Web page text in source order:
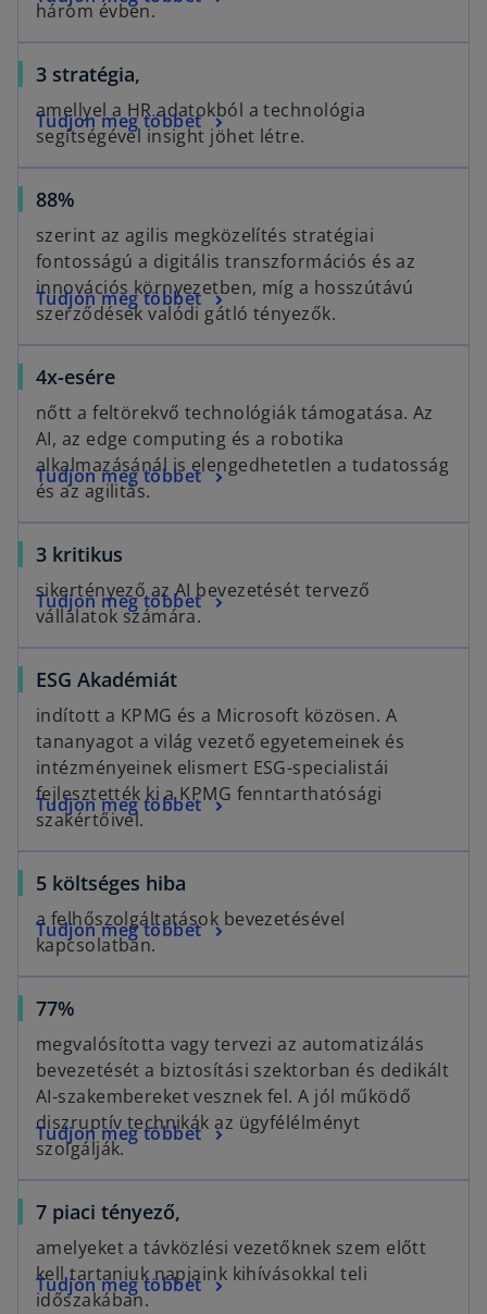
b
w
b
e
w
t
s
i
n
a
n
a
b
három évben.
p
e
n
i
n
e
w
t
a
3 stratégia,
amellyel a HR adatokból a technológia
segítségével insight jöhet létre.
Tudjon meg többet
88%
p
e
n
s
i
n
a
n
e
w
t
szerint az agilis megközelítés stratégiai
fontosságú a digitális transzformációs és az
innovációs környezetben, míg a hosszútávú
szerződések valódi gátló tényezők.
Tudjon meg többet
o
p
e
n
i
a
w
t
a
4x-eséreo
p
e
n
s
i
n
a
n
e
a
b
nőtt a feltörekvő technológiák támogatása. Az
AI, az edge computing és a robotika
alkalmazásánál is elengedhetetlen a tudatosság
és az agilitás.
Tudjon meg többet
o
p
e
n
i
n
e
w
t
a
b
3 kritikus
sikertényező az AI bevezetését tervező
vállalatok számára.
Tudjon meg többet
ESG Akadémiáto
p
e
n
s
i
a
n
e
w
indított a KPMG és a Microsoft közösen. A
tananyagot a világ vezető egyetemeinek és
intézményeinek elismert ESG-specialistái
fejlesztették ki a KPMG fenntarthatósági
szakértőivel.
Tudjon meg többet
o
p
e
n
i
n
e
w
t
a
b
5 költséges hiba
p
e
s
n
a
n
e
w
a felhőszolgáltatások bevezetésével
kapcsolatban.
Tudjon meg többet
o
p
e
n
i
n
a
n
t
a
b
77%
e
n
s
i
n
a
n
e
w
t
megvalósította vagy tervezi az automatizálás
bevezetését a biztosítási szektorban és dedikált
AI-szakembereket vesznek fel. A jól működő
diszruptív technikák az ügyfélélményt
szolgálják.
Tudjon meg többet
o
p
e
n
i
n
7 piaci tényező,
amelyeket a távközlési vezetőknek szem előtt
kell tartaniuk napjaink kihívásokkal teli
időszakában.
Tudjon meg többet